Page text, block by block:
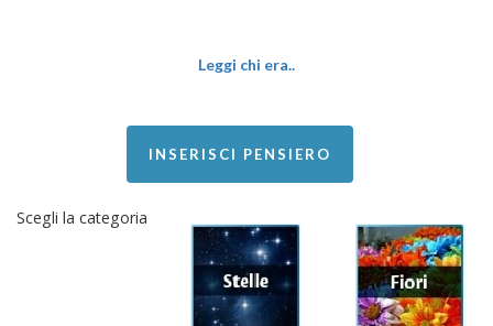
Leggi chi era..
INSERISCI PENSIERO
Scegli la categoria